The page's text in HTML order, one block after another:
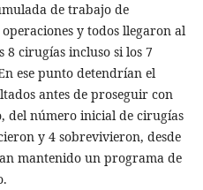
de trabajo de
y todos llegaron al
cirugías incluso si los 7
ese punto detendrían el
antes de proseguir con
del número inicial de cirugías
y 4 sobrevivieron, desde
mantenido un programa de